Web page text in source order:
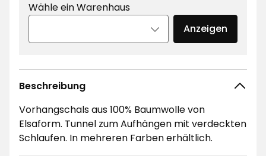
Wähle ein Warenhaus
Anzeigen
Beschreibung
Vorhangschals aus 100% Baumwolle von
Elsaform. Tunnel zum Aufhängen mit verdeckten
Schlaufen. In mehreren Farben erhältlich.